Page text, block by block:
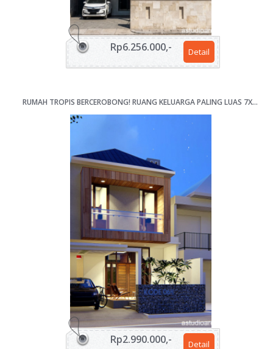
Detail
Rp6.256.000,-
RUMAH TROPIS BERCEROBONG! RUANG KELUARGA PALING LUAS 7X13M [KODE 064]
Detail
Rp2.990.000,-